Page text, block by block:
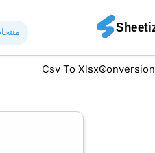
Conversion
Csv To Xlsx